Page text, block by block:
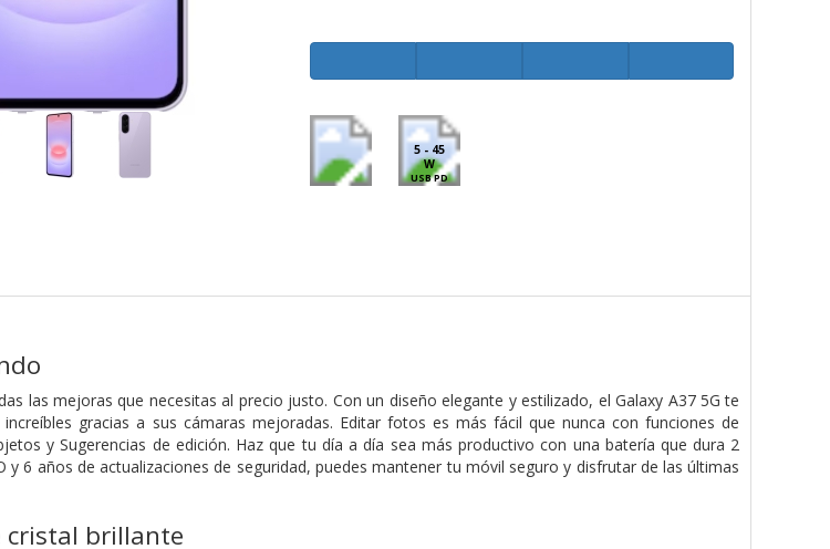
5 - 45
W
USB PD
las mejoras que necesitas al precio justo. Con un diseño elegante y estilizado, el Galaxy A37 5G te
gracias a sus cámaras mejoradas. Editar fotos es más fácil que nunca con funciones de
y Sugerencias de edición. Haz que tu día a día sea más productivo con una batería que dura 2
y 6 años de actualizaciones de seguridad, puedes mantener tu móvil seguro y disfrutar de las últimas
cristal brillante